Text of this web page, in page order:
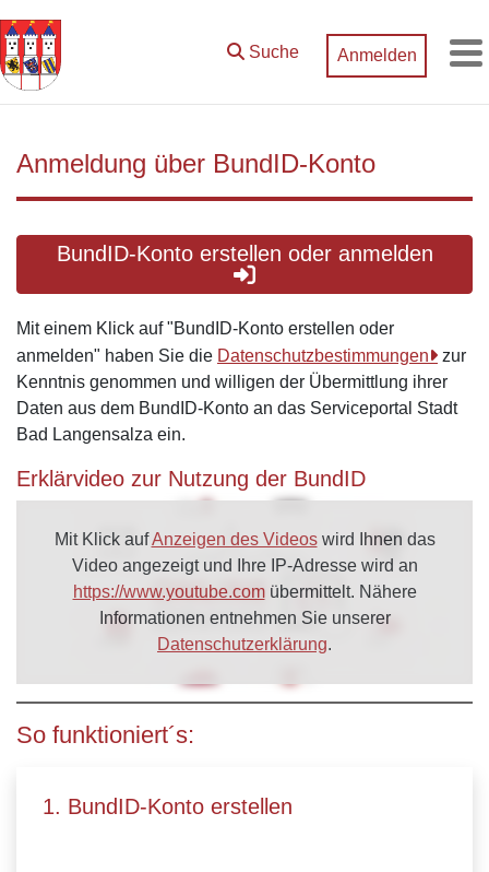
Zum Hauptinhalt springen
Suche Anmelden
Anmeldung über BundID-Konto
BundID-Konto erstellen oder anmelden
Mit einem Klick auf "BundID-Konto erstellen oder
anmelden" haben Sie die Datenschutzbestimmungen
zur
Kenntnis genommen und willigen der Übermittlung ihrer
Daten aus dem BundID-Konto an das Serviceportal Stadt
Bad Langensalza ein.
Erklärvideo zur Nutzung der BundID
Mit Klick aufAnzeigen des Videoswird Ihnen das
Video angezeigt und Ihre IP-Adresse wird an
https://www.youtube.comübermittelt. Nähere
Informationen entnehmen Sie unserer
Datenschutzerklärung.
So funktioniert´s:
1. BundID-Konto erstellen